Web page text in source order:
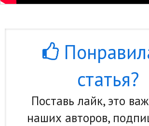
статья?
Поставь лайк, это
наших авторов,